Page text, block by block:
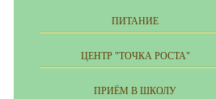
ПИТАНИЕ
ЦЕНТР "ТОЧКА РОСТА"
ПРИЁМ В ШКОЛУ